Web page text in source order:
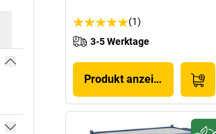
(1)
3-5 Werktage
Produkt anzeigen